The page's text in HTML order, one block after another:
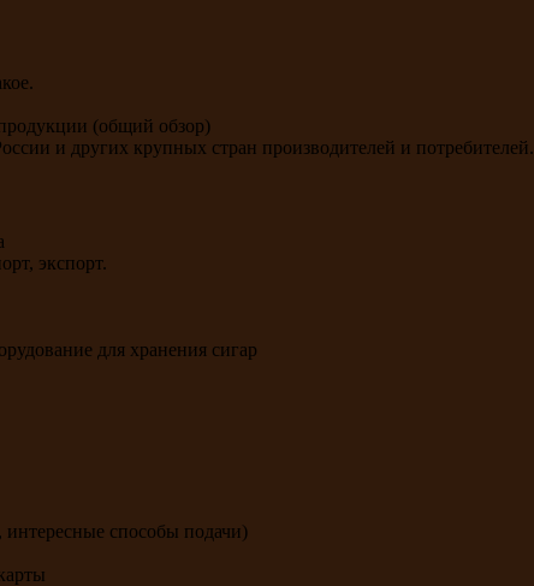
(общий обзор)
и других крупных стран производителей и потребителей.
экспорт.
для хранения сигар
интересные способы подачи)